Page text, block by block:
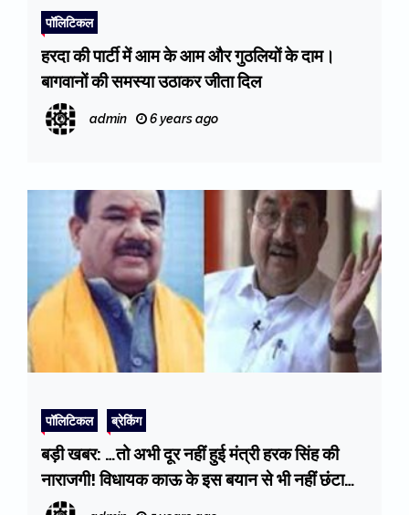
पॉलिटिकल
हरदा की पार्टी में आम के आम और गुठलियों के दाम।
बागवानों की समस्या उठाकर जीता दिल
admin 6 years ago
पॉलिटिकल ब्रेकिंग
बड़ी खबर: …तो अभी दूर नहीं हुई मंत्री हरक सिंह की
नाराजगी! विधायक काऊ के इस बयान से भी नहीं छंटा
कुंहासा!